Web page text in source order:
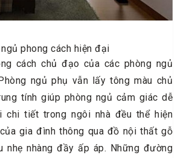
phong cách hiện đại
cách chủ đạo của các phòng ngủ
ngủ phụ vẫn lấy tông màu chủ
tính giúp phòng ngủ cảm giác dễ
chi tiết trong ngôi nhà đều thể hiện
gia đình thông qua đồ nội thất gỗ
nhẹ nhàng đầy ấp áp. Những đường